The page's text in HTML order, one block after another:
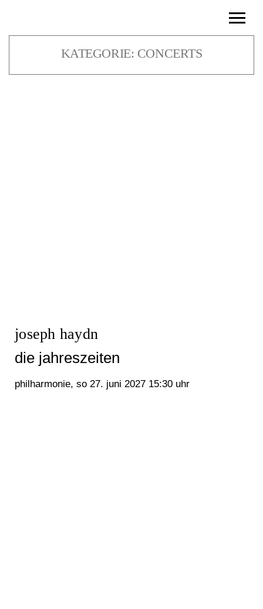
KATEGORIE: CONCERTS
joseph haydn
die jahreszeiten
philharmonie, so 27. juni 2027 15:30 uhr